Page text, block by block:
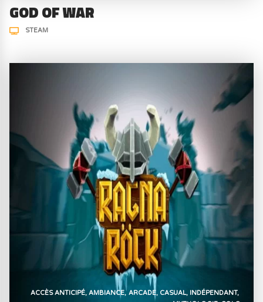
GOD OF WAR
STEAM
ACCÈS ANTICIPÉ AMBIANCE ARCADE CASUAL INDÉPENDANT